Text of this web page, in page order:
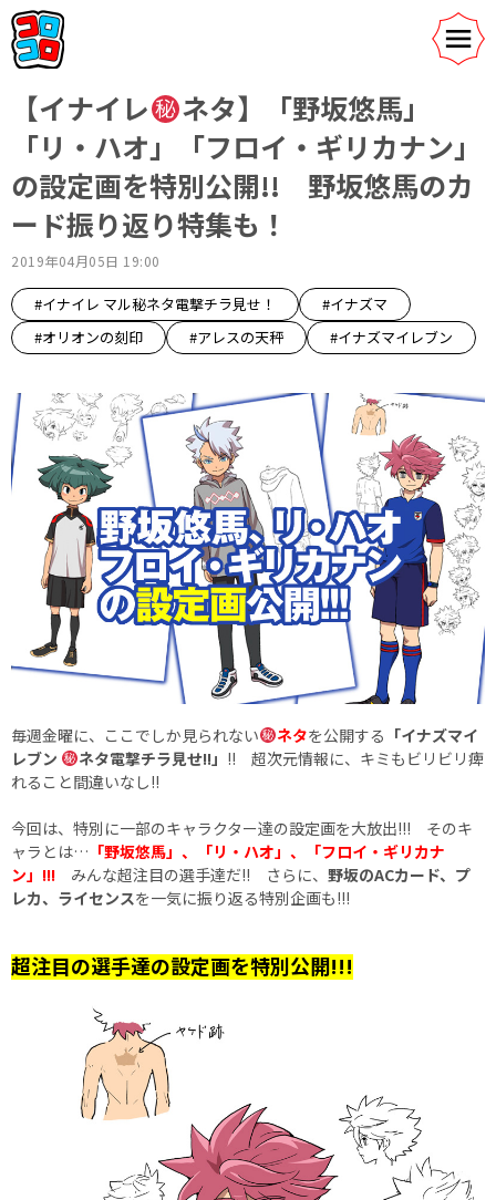
【イナイレ
ネタ】「野坂悠馬」
「リ・ハオ」「フロイ・ギリカナン」
の設定画を特別公開!! 野坂悠馬のカ
ード振り返り特集も！
2019年04月05日 19:00
#イナイレ マル秘ネタ電撃チラ見せ！
#イナズマ
#オリオンの刻印
#アレスの天秤 #イナズマイレブン
毎週金曜に、ここでしか見られない ネタを公開する 「イナズマイ
レブン
ネタ電撃チラ見せ!!」 !! 超次元情報に、キミもビリビリ痺
れること間違いなし!!
今回は、特別に一部のキャラクター達の設定画を大放出!!! そのキ
ャラとは… 「野坂悠馬」 、「リ・ハオ」、「フロイ・ギリカナ
ン」!!! みんな超注目の選手達だ!! さらに、 野坂のACカード、プ
レカ、ライセンスを一気に振り返る特別企画も!!!
超注目の選手達の設定画を特別公開!!!